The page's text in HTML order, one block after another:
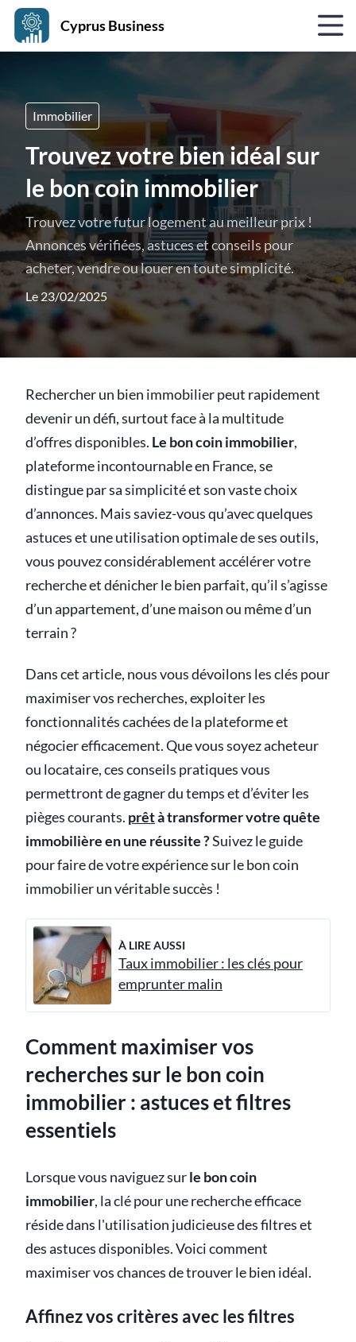
Cyprus Business
Immobilier
Trouvez votre bien idéal sur
le bon coin immobilier
Trouvez votre futur logement au meilleur prix !
Annonces vérifiées, astuces et conseils pour
acheter, vendre ou louer en toute simplicité.
Le 23/02/2025
Rechercher un bien immobilier peut rapidement
devenir un défi, surtout face à la multitude
d’offres disponibles. Le bon coin immobilier,
plateforme incontournable en France, se
distingue par sa simplicité et son vaste choix
d’annonces. Mais saviez-vous qu’avec quelques
astuces et une utilisation optimale de ses outils,
vous pouvez considérablement accélérer votre
recherche et dénicher le bien parfait, qu’il s’agisse
d’un appartement, d’une maison ou même d’un
terrain ?
Dans cet article, nous vous dévoilons les clés pour
maximiser vos recherches, exploiter les
fonctionnalités cachées de la plateforme et
négocier efficacement. Que vous soyez acheteur
ou locataire, ces conseils pratiques vous
permettront de gagner du temps et d’éviter les
pièges courants. prêtà transformer votre quête
immobilière en une réussite ?Suivez le guide
pour faire de votre expérience sur le bon coin
immobilier un véritable succès !
À LIRE AUSSI
Taux immobilier : les clés pour
emprunter malin
Comment maximiser vos
recherches sur le bon coin
immobilier : astuces et filtres
essentiels
Lorsque vous naviguez surle bon coin
immobilier, la clé pour une recherche efficace
réside dans l'utilisation judicieuse des filtres et
des astuces disponibles. Voici comment
maximiser vos chances de trouver le bien idéal.
Affinez vos critères avec les filtres